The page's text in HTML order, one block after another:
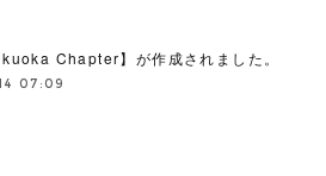
Chapter】が作成されました。
07:09